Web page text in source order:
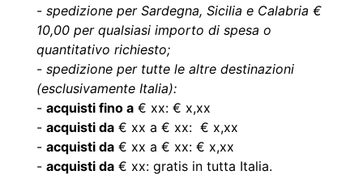
- spedizione per Sardegna, Sicilia e Calabria €
10,00 per qualsiasi importo di spesa o
quantitativo richiesto;
- spedizione per tutte le altre destinazioni
(esclusivamente Italia):
- acquisti fino a € xx: € x,xx
- acquisti da € xx a € xx: € x,xx
- acquisti da € xx a € xx: € x,xx
- acquisti da € xx: gratis in tutta Italia.